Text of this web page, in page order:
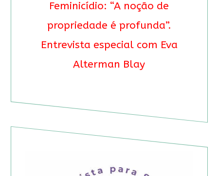
Feminicídio: “A noção de
propriedade é profunda”.
Entrevista especial com Eva
Alterman Blay